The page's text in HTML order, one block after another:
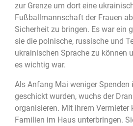
zur Grenze um dort eine
Fußballmannschaft der Frauen
Sicherheit zu bringen. Es war ein
sie die polnische, russische und
ukrainischen Sprache zu können
es wichtig war.
Als Anfang Mai weniger Spenden
geschickt wurden, wuchs der
organisieren. Mit ihrem Vermieter
Familien im Haus unterbringen.